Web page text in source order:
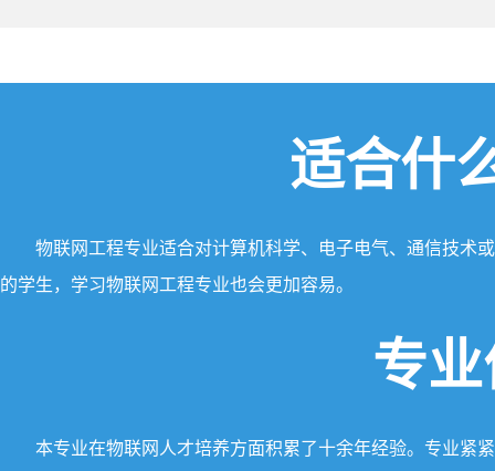
适合什
物联网工程专业适合对计算机科学、电子电气、通信技术
的学生，学习物联网工程专业也会更加容易。
专
本专业在物联网人才培养方面积累了十余年经验。专业紧